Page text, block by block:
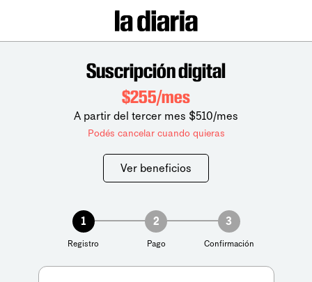
Suscripción digital
$255/mes
A partir del tercer mes $510/mes
Podés cancelar cuando quieras
Ver beneficios
1
Registro
2
Pago
3
Confirmación